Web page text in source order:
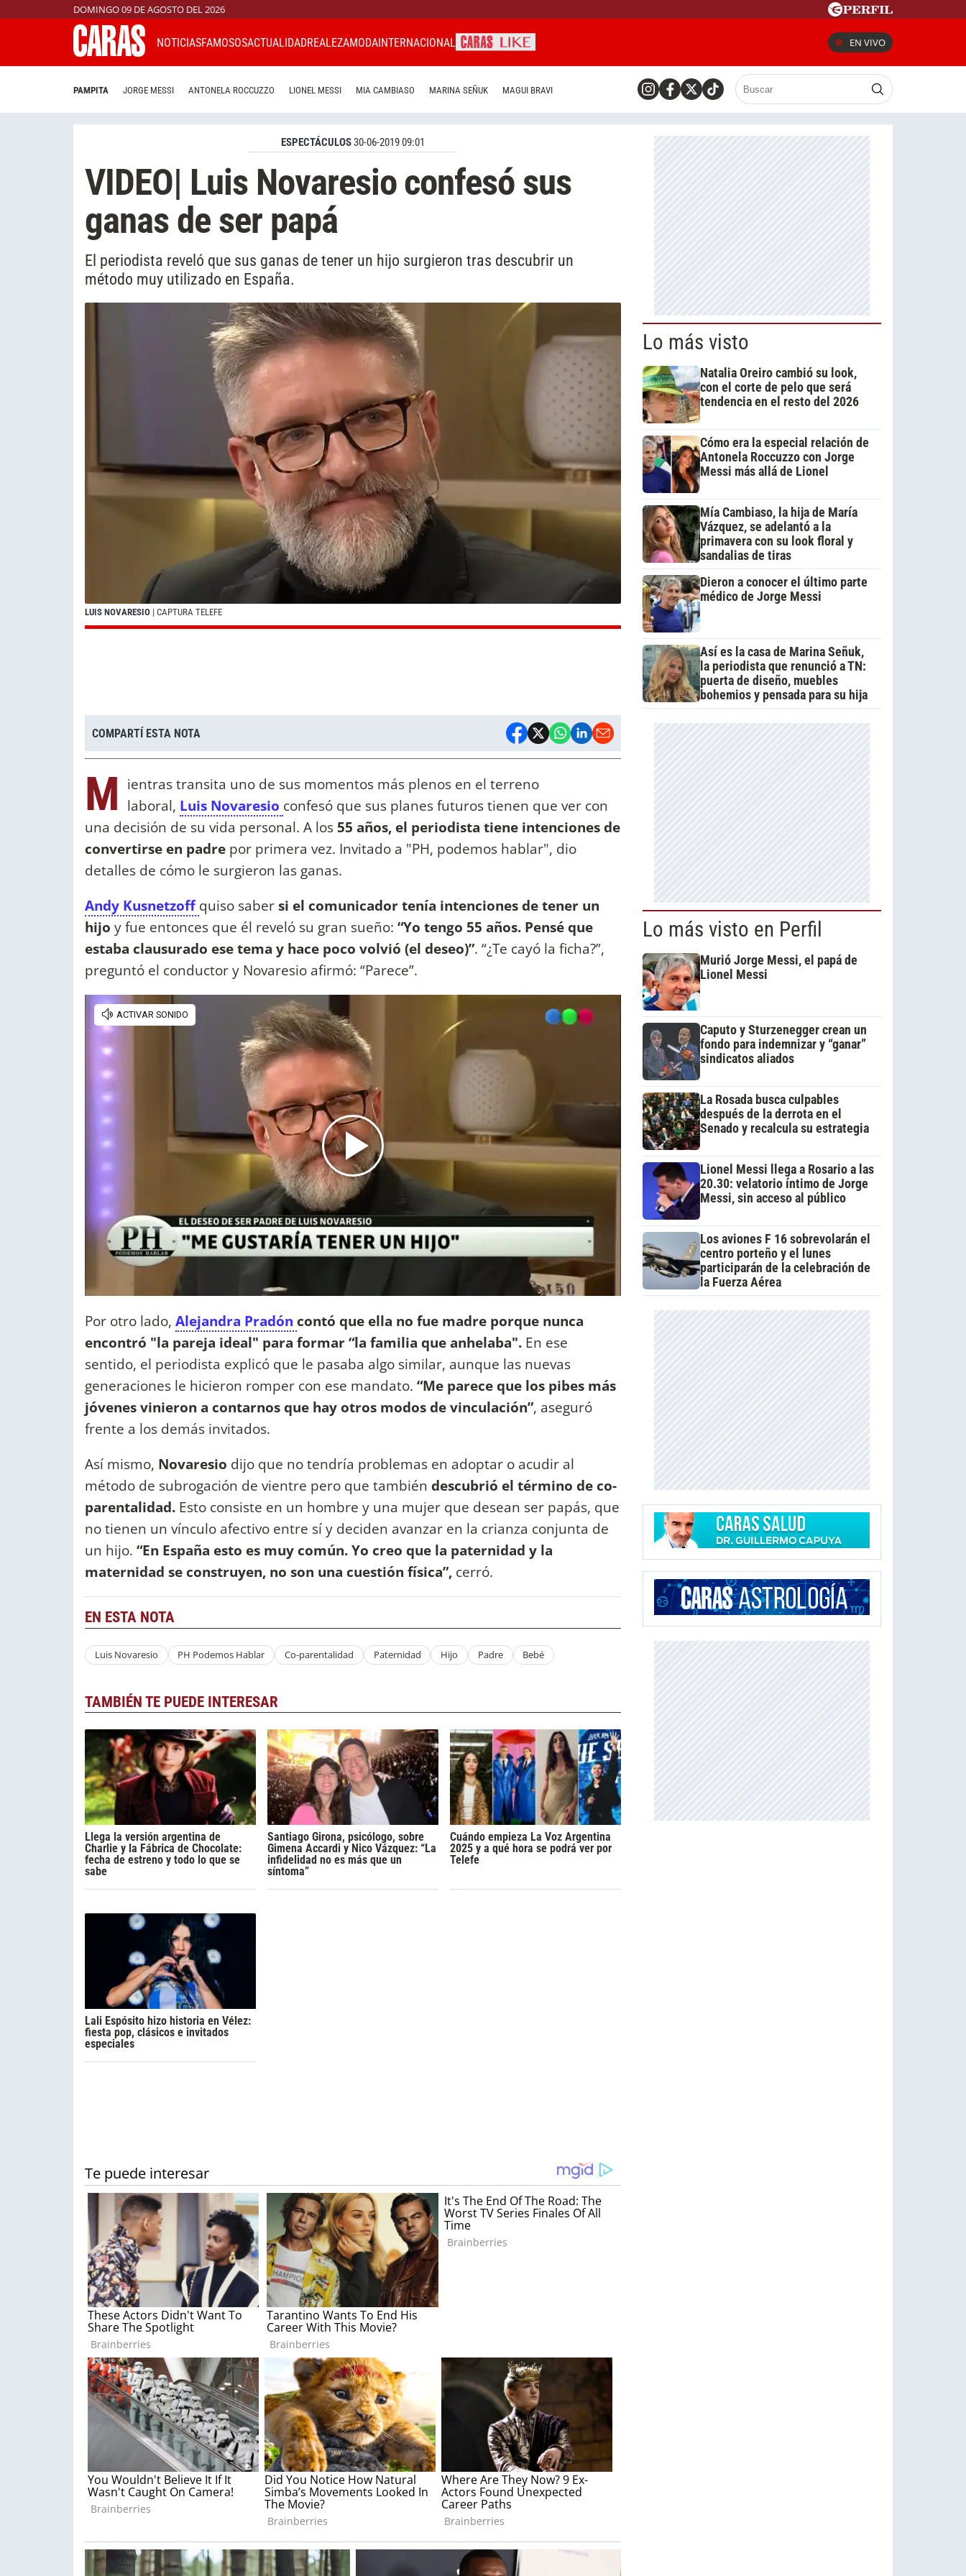
DOMINGO 09 DE AGOSTO DEL 2026
NOTICIASFAMOSOSACTUALIDADREALEZAMODAINTERNACIONAL EN VIVO
PAMPITA JORGE MESSI ANTONELA ROCCUZZO LIONEL MESSI MIA CAMBIASO MARINA SEÑUK MAGUI BRAVI
ESPECTÁCULOS30-06-2019 09:01
VIDEO| Luis Novaresio confesó sus
ganas de ser papá
El periodista reveló que sus ganas de tener un hijo surgieron tras descubrir un
método muy utilizado en España.
LUIS NOVARESIO | CAPTURA TELEFE
COMPARTÍ ESTA NOTA
M ientras transita uno de sus momentos más plenos en el terreno
laboral, Luis Novaresio confesó que sus planes futuros tienen que ver con
una decisión de su vida personal. A los 55 años, el periodista tiene intenciones de
convertirse en padre por primera vez. Invitado a "PH, podemos hablar", dio
detalles de cómo le surgieron las ganas.
Andy Kusnetzoffquiso sabersi el comunicador tenía intenciones de tener un
hijo y fue entonces que él reveló su gran sueño: “Yo tengo 55 años. Pensé que
estaba clausurado ese tema y hace poco volvió (el deseo)”. “¿Te cayó la ficha?”,
preguntó el conductor y Novaresio afirmó: “Parece”.
Por otro lado, Alejandra Pradón contó que ella no fue madre porque nunca
encontró "la pareja ideal" para formar “la familia que anhelaba". En ese
sentido, el periodista explicó que le pasaba algo similar, aunque las nuevas
generaciones le hicieron romper con ese mandato. “Me parece que los pibes más
jóvenes vinieron a contarnos que hay otros modos de vinculación”, aseguró
frente a los demás invitados.
Así mismo, Novaresio dijo que no tendría problemas en adoptar o acudir al
método de subrogación de vientre pero que también descubrió el término de co-
parentalidad. Esto consiste en un hombre y una mujer que desean ser papás, que
no tienen un vínculo afectivo entre sí y deciden avanzar en la crianza conjunta de
un hijo. “En España esto es muy común. Yo creo que la paternidad y la
maternidad se construyen, no son una cuestión física”, cerró.
EN ESTA NOTA
Luis Novaresio PH Podemos Hablar Co-parentalidad Paternidad Hijo Padre Bebé
TAMBIÉN TE PUEDE INTERESAR
Llega la versión argentina de
Charlie y la Fábrica de Chocolate:
fecha de estreno y todo lo que se
sabe
Santiago Girona, psicólogo, sobre
Gimena Accardi y Nico Vázquez: “La
infidelidad no es más que un
síntoma”
Cuándo empieza La Voz Argentina
2025 y a qué hora se podrá ver por
Telefe
Lali Espósito hizo historia en Vélez:
fiesta pop, clásicos e invitados
especiales
Lo más visto
Natalia Oreiro cambió su look,
con el corte de pelo que será
tendencia en el resto del 2026
Cómo era la especial relación de
Antonela Roccuzzo con Jorge
Messi más allá de Lionel
Mía Cambiaso, la hija de María
Vázquez, se adelantó a la
primavera con su look floral y
sandalias de tiras
Dieron a conocer el último parte
médico de Jorge Messi
Así es la casa de Marina Señuk,
la periodista que renunció a TN:
puerta de diseño, muebles
bohemios y pensada para su hija
Lo más visto en Perfil
Murió Jorge Messi, el papá de
Lionel Messi
Caputo y Sturzenegger crean un
fondo para indemnizar y “ganar”
sindicatos aliados
La Rosada busca culpables
después de la derrota en el
Senado y recalcula su estrategia
Lionel Messi llega a Rosario a las
20.30: velatorio íntimo de Jorge
Messi, sin acceso al público
Los aviones F 16 sobrevolarán el
centro porteño y el lunes
participarán de la celebración de
la Fuerza Aérea